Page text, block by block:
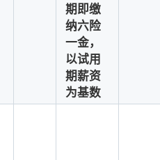
期即缴
纳六险
一金，
以试用
期薪资
为基数